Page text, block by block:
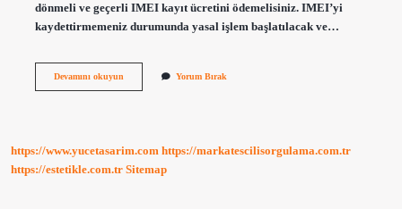
dönmeli ve geçerli IMEI kayıt ücretini ödemelisiniz. IMEI’yi
kaydettirmemeniz durumunda yasal işlem başlatılacak ve…
Devamını okuyunImei
Yorum Bırak
https://www.yucetasarim.com https://markatescilisorgulama.com.tr
https://estetikle.com.tr Sitemap